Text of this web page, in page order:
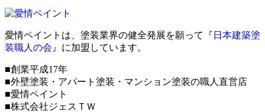
愛情ペイントは、塗装業界の健全発展を願って『 日本建築塗
装職人の会 』に加盟しています。
■創業平成17年
■外壁塗装・アパート塗装・マンション塗装の職人直営店
■愛情ペイント
■株式会社ジェスＴＷ